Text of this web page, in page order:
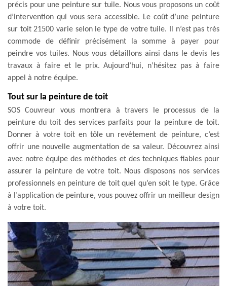
précis pour une peinture sur tuile. Nous vous proposons un coût
d’intervention qui vous sera accessible. Le coût d’une peinture
sur toit 21500 varie selon le type de votre tuile. Il n’est pas très
commode de définir précisément la somme à payer pour
peindre vos tuiles. Nous vous détaillons ainsi dans le devis les
travaux à faire et le prix. Aujourd’hui, n’hésitez pas à faire
appel à notre équipe.
Tout sur la peinture de toit
SOS Couvreur vous montrera à travers le processus de la
peinture du toit des services parfaits pour la peinture de toit.
Donner à votre toit en tôle un revêtement de peinture, c’est
offrir une nouvelle augmentation de sa valeur. Découvrez ainsi
avec notre équipe des méthodes et des techniques fiables pour
assurer la peinture de votre toit. Nous disposons nos services
professionnels en peinture de toit quel qu’en soit le type. Grâce
à l’application de peinture, vous pouvez offrir un meilleur design
à votre toit.